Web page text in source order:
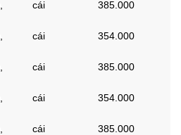
cái 385.000
cái 354.000
cái 385.000
cái 354.000
cái 385.000